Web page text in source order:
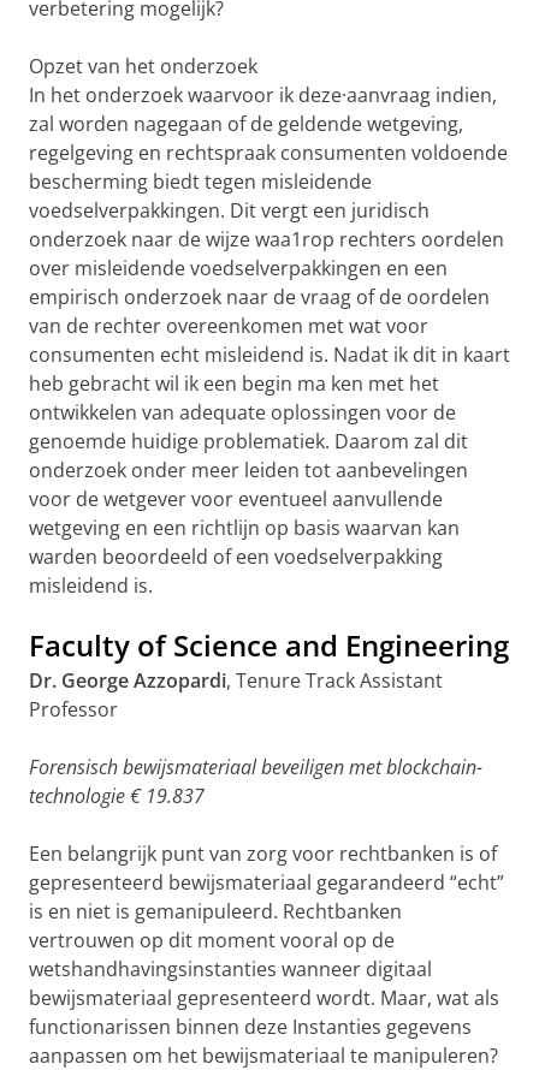
verbetering mogelijk?
Opzet van het onderzoek
In het onderzoek waarvoor ik deze·aanvraag indien,
zal worden nagegaan of de geldende wetgeving,
regelgeving en rechtspraak consumenten voldoende
bescherming biedt tegen misleidende
voedselverpakkingen. Dit vergt een juridisch
onderzoek naar de wijze waa1rop rechters oordelen
over misleidende voedselverpakkingen en een
empirisch onderzoek naar de vraag of de oordelen
van de rechter overeenkomen met wat voor
consumenten echt misleidend is. Nadat ik dit in kaart
heb gebracht wil ik een begin ma ken met het
ontwikkelen van adequate oplossingen voor de
genoemde huidige problematiek. Daarom zal dit
onderzoek onder meer leiden tot aanbevelingen
voor de wetgever voor eventueel aanvullende
wetgeving en een richtlijn op basis waarvan kan
warden beoordeeld of een voedselverpakking
misleidend is.
Faculty of Science and Engineering
Dr. George Azzopardi, Tenure Track Assistant
Professor
Forensisch bewijsmateriaal beveiligen met blockchain-
technologie € 19.837
Een belangrijk punt van zorg voor rechtbanken is of
gepresenteerd bewijsmateriaal gegarandeerd “echt”
is en niet is gemanipuleerd. Rechtbanken
vertrouwen op dit moment vooral op de
wetshandhavingsinstanties wanneer digitaal
bewijsmateriaal gepresenteerd wordt. Maar, wat als
functionarissen binnen deze Instanties gegevens
aanpassen om het bewijsmateriaal te manipuleren?